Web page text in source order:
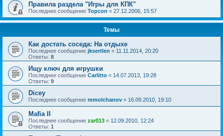
Правила раздела "Игры для КПК"
Последнее сообщение Topcon « 27.12.2006, 15:57
Темы
Как достать соседа: На отдыхе
Последнее сообщение jksertlen « 11.11.2014, 20:20
Ответы: 8
Ищу ключ для игрушки
Последнее сообщение Carlitto « 14.07.2013, 19:28
Ответы: 9
Dicey
Последнее сообщение mmolchanov « 16.09.2010, 19:10
Mafia II
Последнее сообщение zar013 « 12.09.2010, 12:24
Ответы: 1